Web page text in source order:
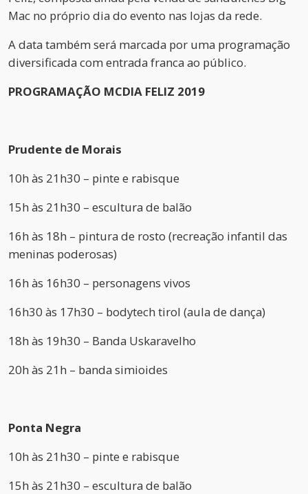
Mac no próprio dia do evento nas lojas da rede.
A data também será marcada por uma programação
diversificada com entrada franca ao público.
PROGRAMAÇÃO MCDIA FELIZ 2019
Prudente de Morais
10h às 21h30 – pinte e rabisque
15h às 21h30 – escultura de balão
16h às 18h – pintura de rosto (recreação infantil das
meninas poderosas)
16h às 16h30 – personagens vivos
16h30 às 17h30 – bodytech tirol (aula de dança)
18h às 19h30 – Banda Uskaravelho
20h às 21h – banda simioides
Ponta Negra
10h às 21h30 – pinte e rabisque
15h às 21h30 – escultura de balão